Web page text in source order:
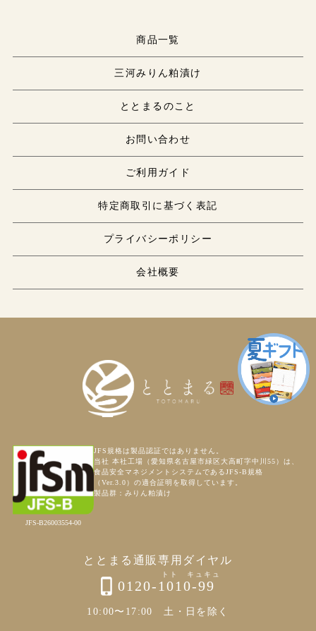
商品一覧
三河みりん粕漬け
ととまるのこと
お問い合わせ
ご利用ガイド
特定商取引に基づく表記
プライバシーポリシー
会社概要
JFS-B26003554-00
JFS規格は製品認証ではありません。
当社 本社工場（愛知県名古屋市緑区大高町字中川55）は、
食品安全マネジメントシステムであるJFS-B規格
（Ver.3.0）の適合証明を取得しています。
製品群：みりん粕漬け
ととまる通販専用ダイヤル
0120-1010-99
10:00〜17:00 土・日を除く